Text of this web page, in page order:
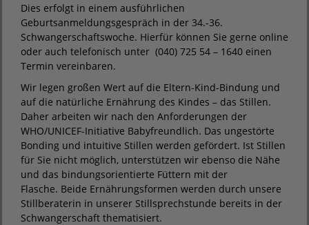
Dies erfolgt in einem ausführlichen
Geburtsanmeldungsgespräch in der 34.-36.
Schwangerschaftswoche. Hierfür können Sie gerne online
oder auch telefonisch unter (040) 725 54 – 1640 einen
Termin vereinbaren.
Wir legen großen Wert auf die Eltern-Kind-Bindung und
auf die natürliche Ernährung des Kindes – das Stillen.
Daher arbeiten wir nach den Anforderungen der
WHO/UNICEF-Initiative Babyfreundlich. Das ungestörte
Bonding und intuitive Stillen werden gefördert. Ist Stillen
für Sie nicht möglich, unterstützen wir ebenso die Nähe
und das bindungsorientierte Füttern mit der
Flasche. Beide Ernährungsformen werden durch unsere
Stillberaterin in unserer Stillsprechstunde bereits in der
Schwangerschaft thematisiert.